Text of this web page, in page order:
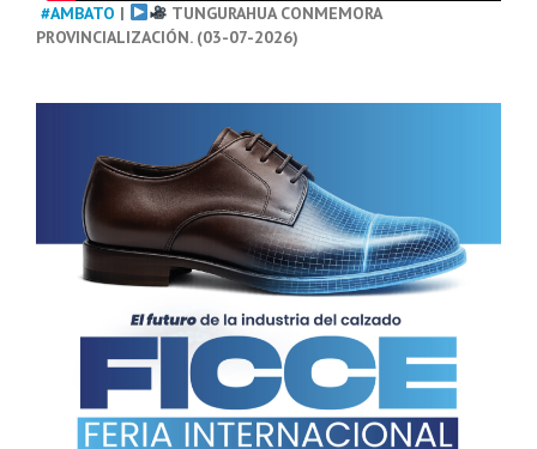
#AMBATO |
TUNGURAHUA CONMEMORA
PROVINCIALIZACIÓN. (03-07-2026)